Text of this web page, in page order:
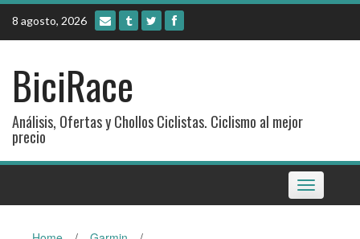
Skip
content
8 agosto, 2026
BiciRace
Análisis, Ofertas y Chollos Ciclistas. Ciclismo al mejor
precio
Toggle
navigation